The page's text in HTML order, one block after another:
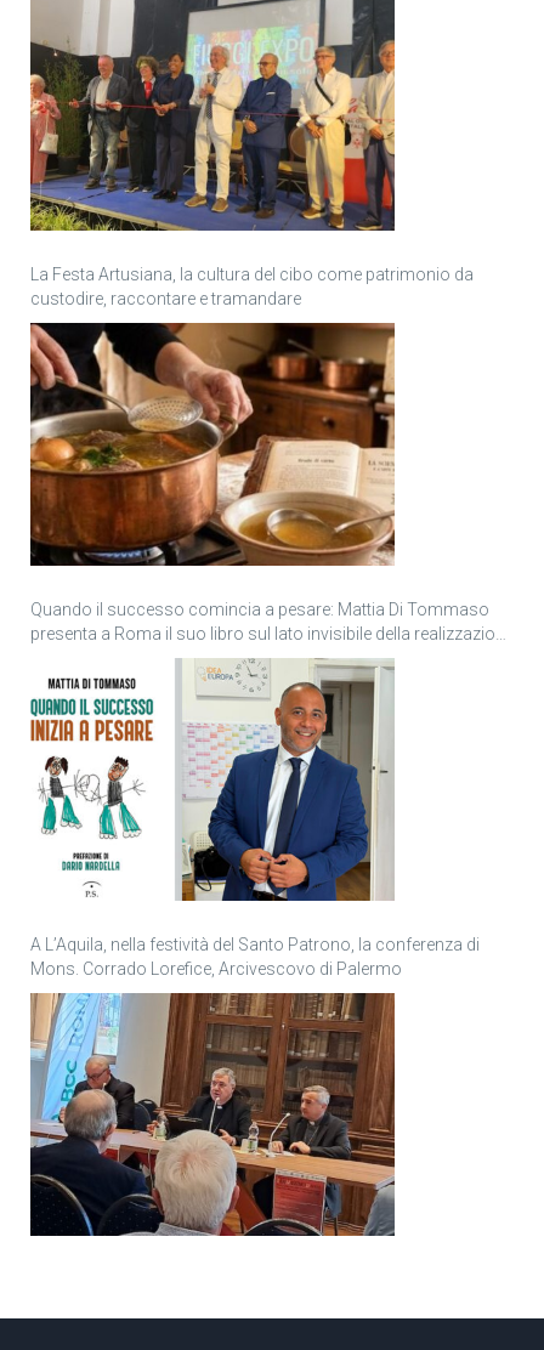
La Festa Artusiana, la cultura del cibo come patrimonio da
custodire, raccontare e tramandare
Quando il successo comincia a pesare: Mattia Di Tommaso
presenta a Roma il suo libro sul lato invisibile della realizzazione
A L’Aquila, nella festività del Santo Patrono, la conferenza di
Mons. Corrado Lorefice, Arcivescovo di Palermo